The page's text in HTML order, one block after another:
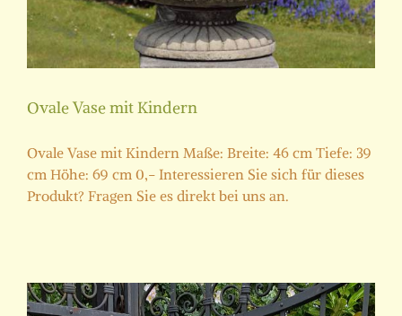
Ovale Vase mit Kindern
Ovale Vase mit Kindern Maße: Breite: 46 cm Tiefe: 39
cm Höhe: 69 cm 0,- Interessieren Sie sich für dieses
Produkt? Fragen Sie es direkt bei uns an.